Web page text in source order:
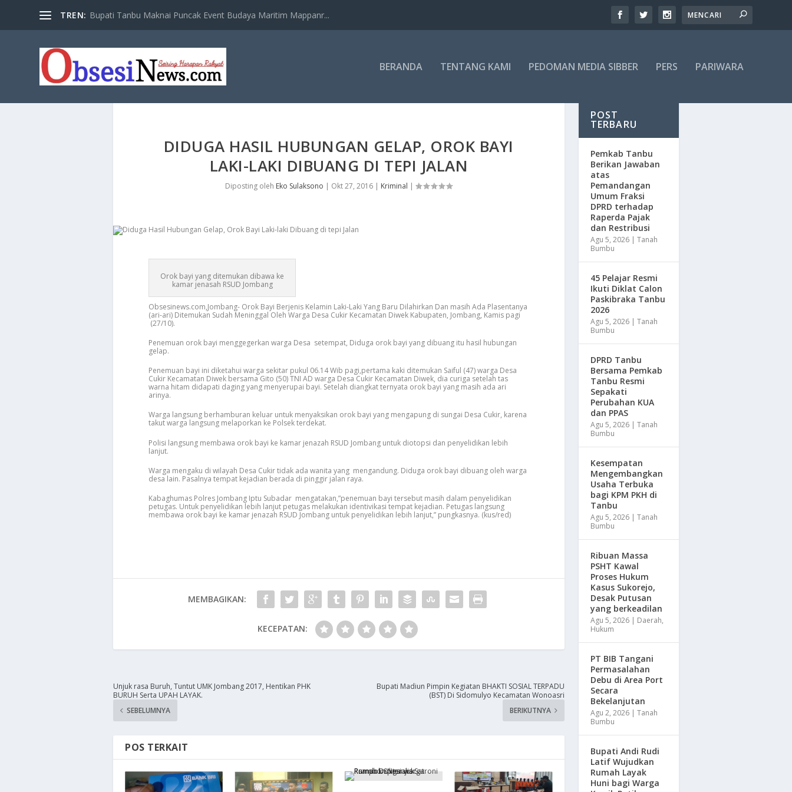
TREN: Bupati Tanbu Maknai Puncak Event Budaya Maritim Mappanr...
BERANDA TENTANG KAMI PEDOMAN MEDIA SIBBER PERS PARIWARA
​DIDUGA HASIL HUBUNGAN GELAP, OROK BAYI
LAKI-LAKI DIBUANG DI TEPI JALAN
Diposting oleh Eko Sulaksono | Okt 27, 2016 | Kriminal |
Orok bayi yang ditemukan dibawa ke
kamar jenasah RSUD Jombang
Obsesinews.com,Jombang- Orok Bayi Berjenis Kelamin Laki-Laki Yang Baru Dilahirkan Dan masih Ada Plasentanya
(ari-ari) Ditemukan Sudah Meninggal Oleh Warga Desa Cukir Kecamatan Diwek Kabupaten, Jombang, Kamis pagi
(27/10).
Penemuan orok bayi menggegerkan warga Desa setempat, Diduga orok bayi yang dibuang itu hasil hubungan
gelap.
Penemuan bayi ini diketahui warga sekitar pukul 06.14 Wib pagi,pertama kaki ditemukan Saiful (47) warga Desa
Cukir Kecamatan Diwek bersama Gito (50) TNI AD warga Desa Cukir Kecamatan Diwek, dia curiga setelah tas
warna hitam didapati daging yang menyerupai bayi. Setelah diangkat ternyata orok bayi yang masih ada ari
arinya.
Warga langsung berhamburan keluar untuk menyaksikan orok bayi yang mengapung di sungai Desa Cukir, karena
takut warga langsung melaporkan ke Polsek terdekat.
Polisi langsung membawa orok bayi ke kamar jenazah RSUD Jombang untuk diotopsi dan penyelidikan lebih
lanjut.
Warga mengaku di wilayah Desa Cukir tidak ada wanita yang mengandung. Diduga orok bayi dibuang oleh warga
desa lain. Pasalnya tempat kejadian berada di pinggir jalan raya.
Kabaghumas Polres Jombang Iptu Subadar mengatakan,”penemuan bayi tersebut masih dalam penyelidikan
petugas. Untuk penyelidikan lebih lanjut petugas melakukan identivikasi tempat kejadian. Petugas langsung
membawa orok bayi ke kamar jenazah RSUD Jombang untuk penyelidikan lebih lanjut,” pungkasnya. (kus/red)
MEMBAGIKAN:
KECEPATAN:
​Unjuk rasa Buruh, Tuntut UMK Jombang 2017, Hentikan PHK
BURUH Serta UPAH LAYAK.
SEBELUMNYA
Bupati Madiun Pimpin Kegiatan BHAKTI SOSIAL TERPADU
(BST) Di Sidomulyo Kecamatan Wonoasri
BERIKUTNYA
POS TERKAIT
POST
TERBARU
Pemkab Tanbu
Berikan Jawaban
atas
Pemandangan
Umum Fraksi
DPRD terhadap
Raperda Pajak
dan Restribusi
Agu 5, 2026| Tanah
Bumbu
45 Pelajar Resmi
Ikuti Diklat Calon
Paskibraka Tanbu
2026
Agu 5, 2026| Tanah
Bumbu
DPRD Tanbu
Bersama Pemkab
Tanbu Resmi
Sepakati
Perubahan KUA
dan PPAS
Agu 5, 2026| Tanah
Bumbu
Kesempatan
Mengembangkan
Usaha Terbuka
bagi KPM PKH di
Tanbu
Agu 5, 2026| Tanah
Bumbu
Ribuan Massa
PSHT Kawal
Proses Hukum
Kasus Sukorejo,
Desak Putusan
yang berkeadilan
Agu 5, 2026| Daerah,
Hukum
PT BIB Tangani
Permasalahan
Debu di Area Port
Secara
Bekelanjutan
Agu 2, 2026| Tanah
Bumbu
Bupati Andi Rudi
Latif Wujudkan
Rumah Layak
Huni bagi Warga